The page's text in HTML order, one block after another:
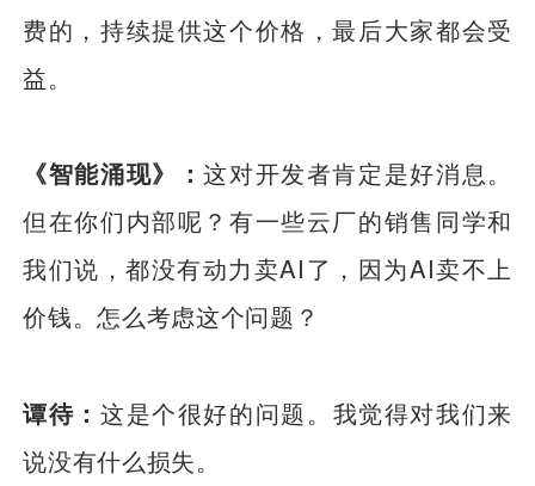
费的，持续提供这个价格，最后大家都会受
益。
《智能涌现》：这对开发者肯定是好消息。
但在你们内部呢？有一些云厂的销售同学和
我们说，都没有动力卖AI了，因为AI卖不上
价钱。怎么考虑这个问题？
谭待： 这是个很好的问题。我觉得对我们来
说没有什么损失。